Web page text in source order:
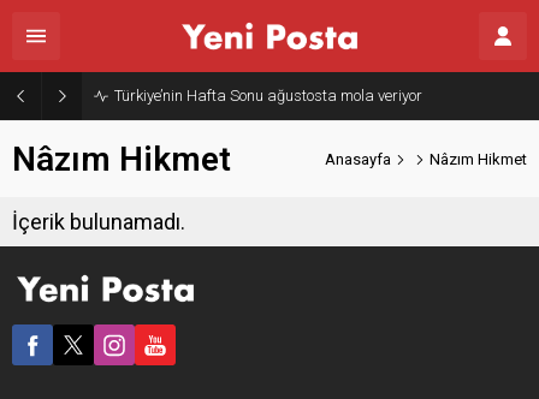
Türkiye’nin Hafta Sonu ağustosta mola veriyor
Nâzım Hikmet Anasayfa Nâzım Hikmet
İçerik bulunamadı.